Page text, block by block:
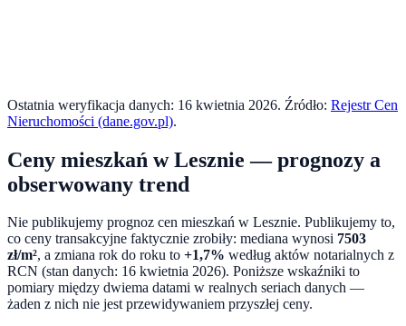
Ostatnia weryfikacja danych: 16 kwietnia 2026. Źródło: Rejestr Cen
Nieruchomości (dane.gov.pl).
Ceny mieszkań wLesznie — prognozy a
obserwowany trend
Nie publikujemy prognoz cen mieszkań w Lesznie. Publikujemy to,
co ceny transakcyjne faktycznie zrobiły: mediana wynosi 7503
zł/m², a zmiana rok do roku to +1,7% według aktów notarialnych z
RCN (stan danych: 16 kwietnia 2026). Poniższe wskaźniki to
pomiary między dwiema datami w realnych seriach danych —
żaden z nich nie jest przewidywaniem przyszłej ceny.